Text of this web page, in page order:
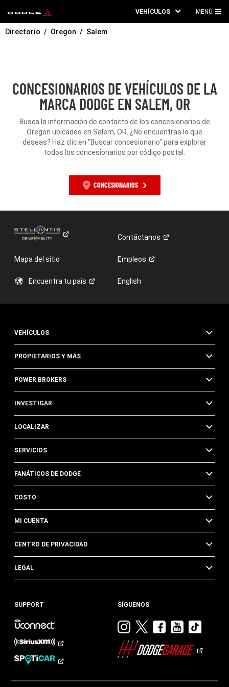
VEHÍCULOS MENÚ
Directorio Oregon Salem
CONCESIONARIOS DE VEHÍCULOS DE LA
MARCA DODGE EN SALEM, OR
Busca la información de contacto de los concesionarios de
Oregon ubicados en Salem, OR. ¿No encuentras lo que
deseas? Haz clic en "Buscar concesionario" para explorar
todos los concesionarios por código postal.
CONCESIONARIOS
Contáctanos
Mapa del sitio Empleos
Encuentra tu país English
VEHÍCULOS
PROPIETARIOS Y MÁS
POWER BROKERS
INVESTIGAR
LOCALIZAR
SERVICIOS
FANÁTICOS DE DODGE
COSTO
MI CUENTA
CENTRO DE PRIVACIDAD
LEGAL
SUPPORT SÍGUENOS
Visitar
Dodge
en
Visitar
en
Visitar
en
Visitar
en en